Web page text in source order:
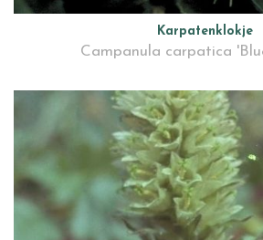
Karpatenklokje
Campanula carpatica